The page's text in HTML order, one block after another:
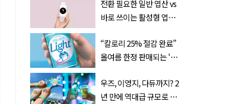
전환 필요한 일반 엽산 vs
바로 쓰이는 활성형 엽
‘Quatrefolic®’ 주목
“칼로리 25% 절감 완료”
올여름 한정 판매되는 ‘최
우즈, 이영지, 다듀까지? 2
년 만에 역대급 규모로 돌